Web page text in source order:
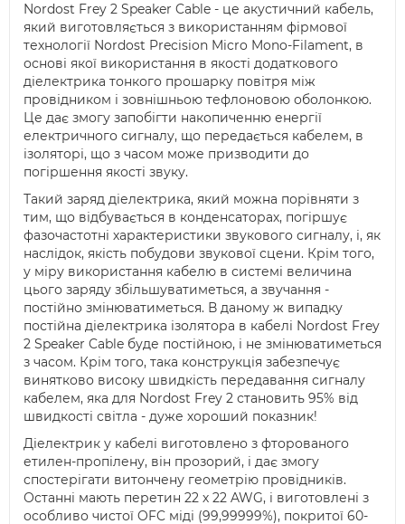
Nordost Frey 2 Speaker Cable - це акустичний кабель,
який виготовляється з використанням фірмової
технології Nordost Precision Micro Mono-Filament, в
основі якої використання в якості додаткового
діелектрика тонкого прошарку повітря між
провідником і зовнішньою тефлоновою оболонкою.
Це дає змогу запобігти накопиченню енергії
електричного сигналу, що передається кабелем, в
ізоляторі, що з часом може призводити до
погіршення якості звуку.
Такий заряд діелектрика, який можна порівняти з
тим, що відбувається в конденсаторах, погіршує
фазочастотні характеристики звукового сигналу, і, як
наслідок, якість побудови звукової сцени. Крім того,
у міру використання кабелю в системі величина
цього заряду збільшуватиметься, а звучання -
постійно змінюватиметься. В даному ж випадку
постійна діелектрика ізолятора в кабелі Nordost Frey
2 Speaker Cable буде постійною, і не змінюватиметься
з часом. Крім того, така конструкція забезпечує
винятково високу швидкість передавання сигналу
кабелем, яка для Nordost Frey 2 становить 95% від
швидкості світла - дуже хороший показник!
Діелектрик у кабелі виготовлено з фторованого
етилен-пропілену, він прозорий, і дає змогу
спостерігати витончену геометрію провідників.
Останні мають перетин 22 х 22 AWG, і виготовлені з
особливо чистої OFC міді (99,99999%), покритої 60-